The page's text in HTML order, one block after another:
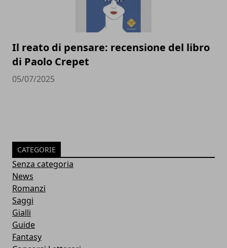
Il reato di pensare: recensione del libro
di Paolo Crepet
05/07/2025
CATEGORIE
Senza categoria
News
Romanzi
Saggi
Gialli
Guide
Fantasy